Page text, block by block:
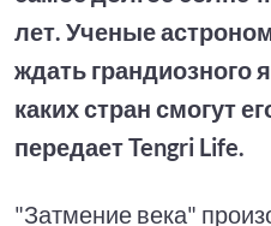
лет. Ученые
ждать грандиозного
каких стран смогут
передает Tengri Life.
"Затмение века"